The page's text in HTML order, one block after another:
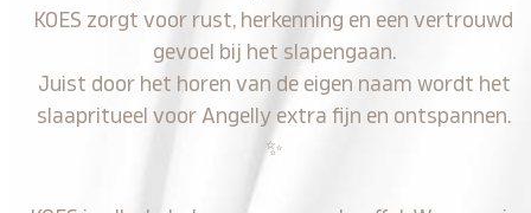
KOES zorgt voor rust, herkenning en een vertrouwd
gevoel bij het slapengaan.
Juist door het horen van de eigen naam wordt het
slaapritueel voor Angelly extra fijn en ontspannen.
✨